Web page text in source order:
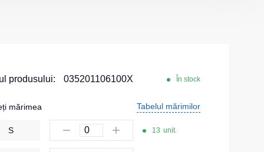
Pantaloni scurți și leggings sport
Kituri pentru echipe
produsului: 035201106100X În stock
mărimea Tabelul mărimilor
S 13 unit.